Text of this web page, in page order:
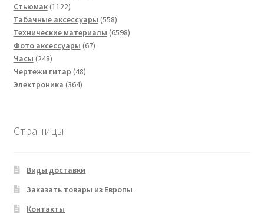
Стьюмак 11221122
товара
Табачные аксессуары 558558
товаров
Технические материалы 65986598
Фото аксессуары 6767
Часы 248248
товаров
Чертежи гитар 4848
Электроника 364364
Страницы
Виды доставки
Заказать товары из Европы
Контакты